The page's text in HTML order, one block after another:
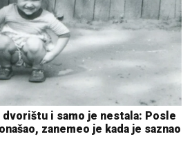
dvorištu i samo je nestala: Posle
zanemeo je kada je saznao